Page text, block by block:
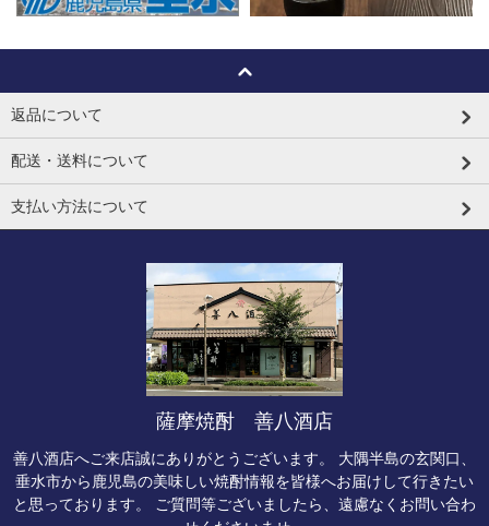
返品について
配送・送料について
支払い方法について
薩摩焼酎 善八酒店
善八酒店へご来店誠にありがとうございます。 大隅半島の玄関口、
垂水市から鹿児島の美味しい焼酎情報を皆様へお届けして行きたい
と思っております。 ご質問等ございましたら、遠慮なくお問い合わ